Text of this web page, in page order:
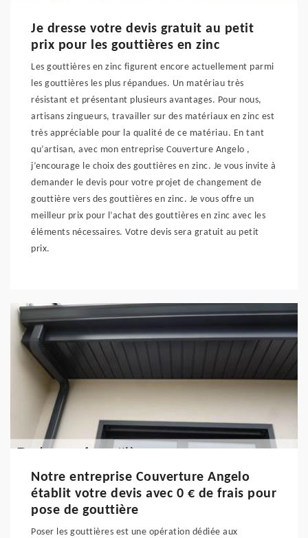
Je dresse votre devis gratuit au petit
prix pour les gouttières en zinc
Les gouttières en zinc figurent encore actuellement parmi
les gouttières les plus répandues. Un matériau très
résistant et présentant plusieurs avantages. Pour nous,
artisans zingueurs, travailler sur des matériaux en zinc est
très appréciable pour la qualité de ce matériau. En tant
qu’artisan, avec mon entreprise Couverture Angelo ,
j’encourage le choix des gouttières en zinc. Je vous invite à
demander le devis pour votre projet de changement de
gouttière vers des gouttières en zinc. Je vous offre un
meilleur prix pour l’achat des gouttières en zinc avec les
éléments nécessaires. Votre devis sera gratuit au petit
prix.
Notre entreprise Couverture Angelo
établit votre devis avec 0 € de frais pour
pose de gouttière
Poser les gouttières est une opération dédiée aux